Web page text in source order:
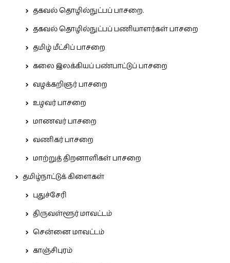
தகவல் தொழில்நுட்பப் பாசறை.
தகவல் தொழில்நுட்பப் பணியாளர்கள் பாசறை
தமிழ் மீட்சிப் பாசறை
கலை இலக்கியப் பண்பாட்டுப் பாசறை
வழக்கறிஞர் பாசறை
உழவர் பாசறை
மாணவர் பாசறை
வணிகர் பாசறை
மாற்றுத் திறனாளிகள் பாசறை
தமிழ்நாட்டுக் கிளைகள்
புதுச்சேரி
திருவள்ளூர் மாவட்டம்
சென்னை மாவட்டம்
காஞ்சிபுரம்